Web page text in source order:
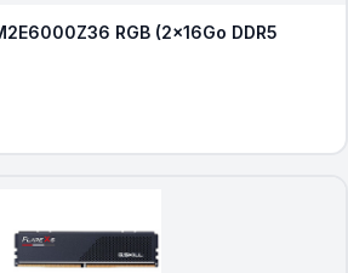
RGB (2x16Go DDR5